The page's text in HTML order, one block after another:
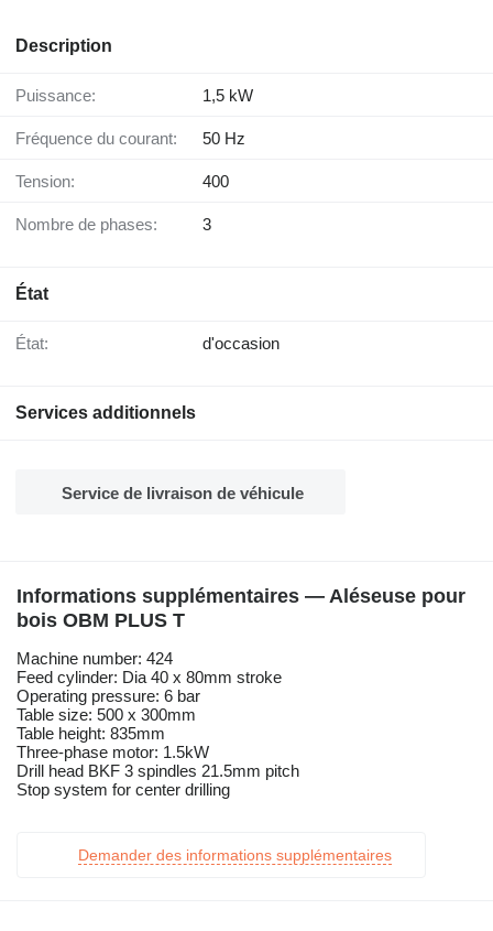
Description
Puissance: 1,5 kW
Fréquence du courant: 50 Hz
Tension: 400
Nombre de phases: 3
État
État: d'occasion
Services additionnels
Service de livraison de véhicule
Informations supplémentaires — Aléseuse pour
bois OBM PLUS T
Machine number: 424
Feed cylinder: Dia 40 x 80mm stroke
Operating pressure: 6 bar
Table size: 500 x 300mm
Table height: 835mm
Three-phase motor: 1.5kW
Drill head BKF 3 spindles 21.5mm pitch
Stop system for center drilling
Demander des informations supplémentaires